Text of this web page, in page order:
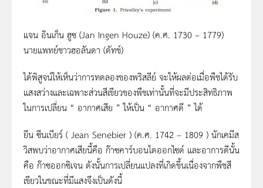
แจน อินเก็น ฮูซ (Jan Ingen Houze) (ค.ศ. 1730 – 1779)
นายแพทย์ชาวฮอลันดา (ดัทช์)
ได้พิสูจน์ให้เห็นว่าการทดลองของพริสลีย์ จะให้ผลต่อเมื่อพืชได้รับ
แสงสว่างและเฉพาะส่วนสีเขียวของพืชเท่านั้นที่จะมีประสิทธิภาพ
ในการเปลี่ยน “ อากาศเสีย ” ให้เป็น “ อากาศดี ” ได้
ยีน ซีนเบียร์ ( Jean Senebier ) (ค.ศ. 1742 – 1809 ) นักเคมีส
วิสพบว่าอากาศเสียนี้คือ ก๊าซคาร์บอนไดออกไซด์ และอาการดีนั้น
คือ ก๊าซออกซิเจน ดังนั้นการเปลี่ยนแปลงที่เกิดขึ้นเนื่องจากพืชสี
เขียวในขณะที่มีแสงจึงเป็นดังนี้